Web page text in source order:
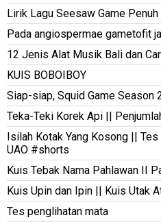
Lirik Lagu Seesaw Game
Pada angiospermae gametofit
12 Jenis Alat Musik Bali dan
KUIS BOBOIBOY
Siap-siap, Squid Game Season
Teka-Teki Korek Api ||
Isilah Kotak Yang Kosong ||
UAO #shorts
Kuis Tebak Nama Pahlawan II
Kuis Upin dan Ipin || Kuis Utak
Tes penglihatan mata